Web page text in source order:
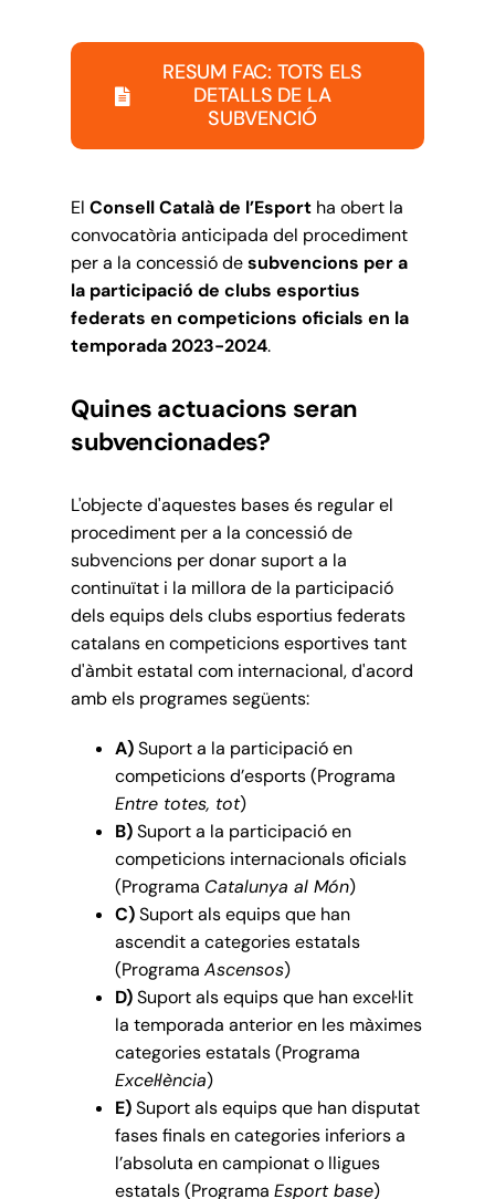
RESUM FAC: TOTS ELS
DETALLS DE LA
SUBVENCIÓ
El Consell Català de l’Esportha obert la
convocatòria anticipada del procediment
per a la concessió desubvencions per a
la participació de clubs esportius
federats en competicions oficials en la
temporada 2023-2024.
Quines actuacions seran
subvencionades?
L'objecte d'aquestes bases és regular el
procediment per a la concessió de
subvencions per donar suport a la
continuïtat i la millora de la participació
dels equips dels clubs esportius federats
catalans en competicions esportives tant
d'àmbit estatal com internacional, d'acord
amb els programes següents:
A)Suport a la participació en
competicions d’esports (Programa
Entre totes, tot)
B)Suport a la participació en
competicions internacionals oficials
(Programa Catalunya al Món)
C)Suport als equips que han
ascendit a categories estatals
(Programa Ascensos)
D)Suport als equips que han excel·lit
la temporada anterior en les màximes
categories estatals (Programa
Excel·lència)
E)Suport als equips que han disputat
fases finals en categories inferiors a
l’absoluta en campionat o lligues
estatals (Programa Esport base)